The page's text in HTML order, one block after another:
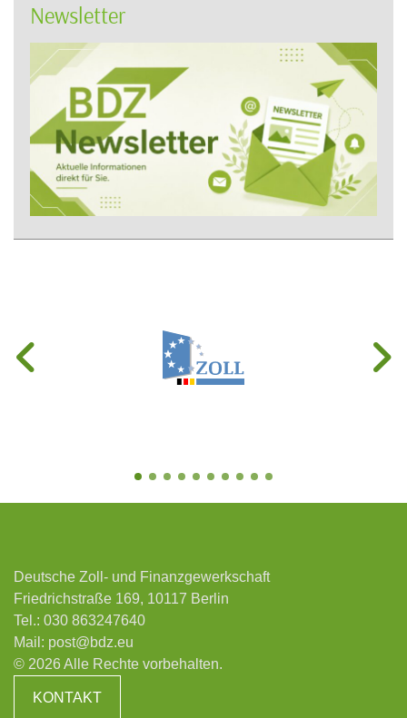
Newsletter
Deutsche Zoll- und Finanzgewerkschaft
Friedrichstraße 169, 10117 Berlin
Tel.: 030 863247640
Mail: post@bdz.eu
© 2026 Alle Rechte vorbehalten.
KONTAKT